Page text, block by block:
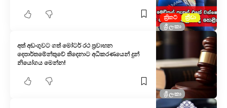
ක්‍රිකට්
ක්‍රීඩා
ශ්‍රී ලංකා
ශ්‍රී ලංකා
අත් අඩංගුවට ගත් මෝටර් රථ ප්‍රවාහන
දෙපාර්තමේන්තුවේ තිදෙනාට අධිකරණයෙන් දුන්
නියෝගය මෙන්න!